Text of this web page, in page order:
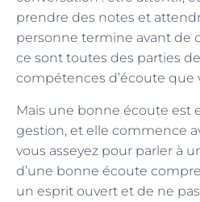
prendre des notes et
personne termine avant de
ce sont toutes des parties
compétences d’écoute que
Mais une bonne écoute est
gestion, et elle commence
vous asseyez pour parler à
d’une bonne écoute
un esprit ouvert et de ne